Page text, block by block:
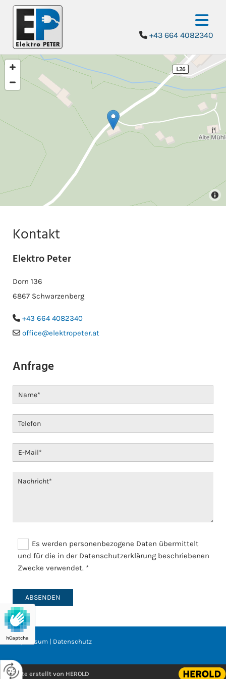
 +43 664 4082340
Kontakt
Elektro Peter
Dorn 136
6867 Schwarzenberg
 +43 664 4082340
 office@elektropeter.at
Anfrage
Es werden personenbezogene Daten übermittelt
und für die in der Datenschutzerklärung beschriebenen
Zwecke verwendet. *
hCaptcha
Impressum | Datenschutz
Website erstellt von HEROLD